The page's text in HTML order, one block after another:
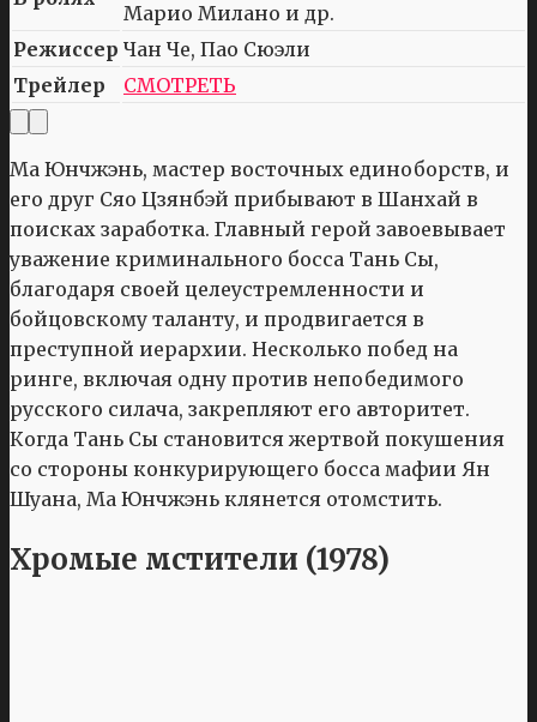
Марио Милано и др.
Режиссер Чан Че, Пао Сюэли
Трейлер
СМОТРЕТЬ
Ма Юнчжэнь, мастер восточных единоборств, и
его друг Сяо Цзянбэй прибывают в Шанхай в
поисках заработка. Главный герой завоевывает
уважение криминального босса Тань Сы,
благодаря своей целеустремленности и
бойцовскому таланту, и продвигается в
преступной иерархии. Несколько побед на
ринге, включая одну против непобедимого
русского силача, закрепляют его авторитет.
Когда Тань Сы становится жертвой покушения
со стороны конкурирующего босса мафии Ян
Шуана, Ма Юнчжэнь клянется отомстить.
Хромые мстители (1978)